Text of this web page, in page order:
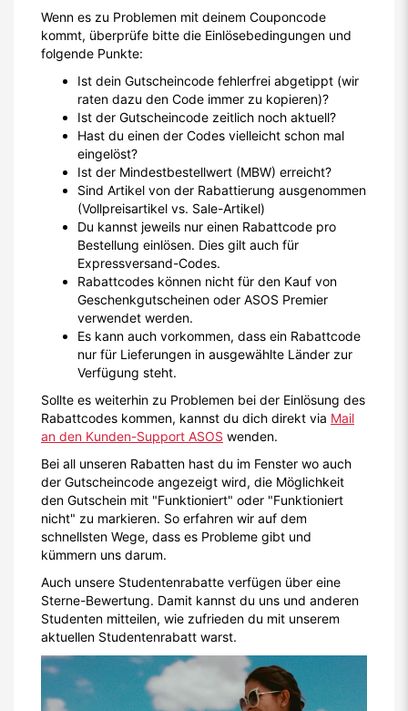
Wenn es zu Problemen mit deinem Couponcode
kommt, überprüfe bitte die Einlösebedingungen und
folgende Punkte:
Ist dein Gutscheincode fehlerfrei abgetippt (wir
raten dazu den Code immer zu kopieren)?
Ist der Gutscheincode zeitlich noch aktuell?
Hast du einen der Codes vielleicht schon mal
eingelöst?
Ist der Mindestbestellwert (MBW) erreicht?
Sind Artikel von der Rabattierung ausgenommen
(Vollpreisartikel vs. Sale-Artikel)
Du kannst jeweils nur einen Rabattcode pro
Bestellung einlösen. Dies gilt auch für
Expressversand-Codes.
Rabattcodes können nicht für den Kauf von
Geschenkgutscheinen oder ASOS Premier
verwendet werden.
Es kann auch vorkommen, dass ein Rabattcode
nur für Lieferungen in ausgewählte Länder zur
Verfügung steht.
Sollte es weiterhin zu Problemen bei der Einlösung des
Rabattcodes kommen, kannst du dich direkt via Mail
an den Kunden-Support ASOS wenden.
Bei all unseren Rabatten hast du im Fenster wo auch
der Gutscheincode angezeigt wird, die Möglichkeit
den Gutschein mit "Funktioniert" oder "Funktioniert
nicht" zu markieren. So erfahren wir auf dem
schnellsten Wege, dass es Probleme gibt und
kümmern uns darum.
Auch unsere Studentenrabatte verfügen über eine
Sterne-Bewertung. Damit kannst du uns und anderen
Studenten mitteilen, wie zufrieden du mit unserem
aktuellen Studentenrabatt warst.